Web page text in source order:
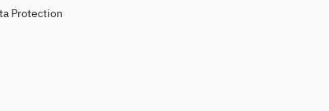
Protection